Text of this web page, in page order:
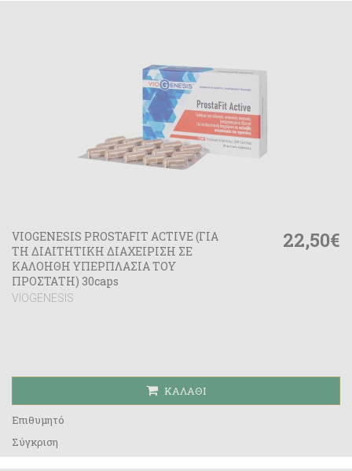
VIOGENESIS PROSTAFIT ACTIVE (ΓΙΑ
ΤΗ ΔΙΑΙΤΗΤΙΚΗ ΔΙΑΧΕΙΡΙΣΗ ΣΕ
ΚΑΛΟΗΘΗ ΥΠΕΡΠΛΑΣΙΑ ΤΟΥ
ΠΡΟΣΤΑΤΗ) 30caps
VIOGENESIS
22,50€
ΚΑΛΆΘΙ
Επιθυμητό
Σύγκριση